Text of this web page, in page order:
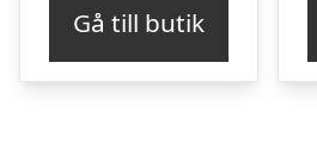
Gå till butik